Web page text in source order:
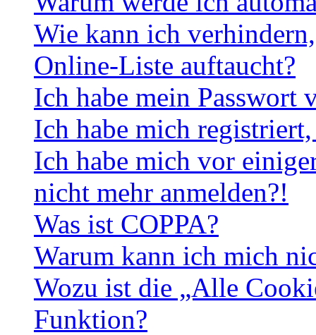
Wie kann ich
Online-Liste auftaucht?
Ich habe mein Passwort
Ich habe mich
Ich habe mich vor
nicht mehr anmelden?!
Was ist COPPA?
Warum kann ich mich
Wozu ist die „Alle
Funktion?